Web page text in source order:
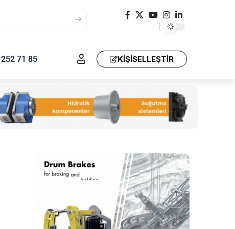
71 85 KIŞISELLEŞTIR